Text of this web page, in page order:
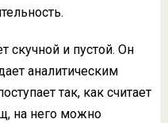
скучной и пустой. Он
аналитическим
так, как считает
на него можно